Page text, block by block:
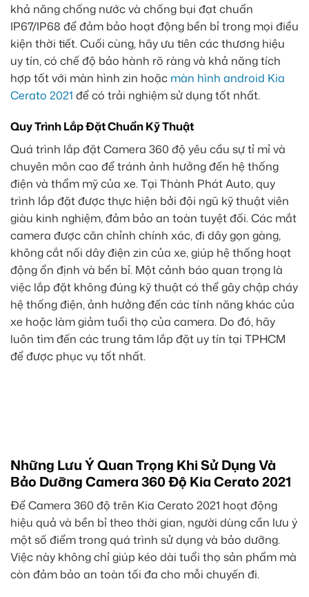
khả năng chống nước và chống bụi đạt chuẩn
IP67/IP68 để đảm bảo hoạt động bền bỉ trong mọi điều
kiện thời tiết. Cuối cùng, hãy ưu tiên các thương hiệu
uy tín, có chế độ bảo hành rõ ràng và khả năng tích
hợp tốt với màn hình zin hoặc màn hình android Kia
Cerato 2021 để có trải nghiệm sử dụng tốt nhất.
Quy Trình Lắp Đặt Chuẩn Kỹ Thuật
Quá trình lắp đặt Camera 360 độ yêu cầu sự tỉ mỉ và
chuyên môn cao để tránh ảnh hưởng đến hệ thống
điện và thẩm mỹ của xe. Tại Thành Phát Auto, quy
trình lắp đặt được thực hiện bởi đội ngũ kỹ thuật viên
giàu kinh nghiệm, đảm bảo an toàn tuyệt đối. Các mắt
camera được căn chỉnh chính xác, đi dây gọn gàng,
không cắt nối dây điện zin của xe, giúp hệ thống hoạt
động ổn định và bền bỉ. Một cảnh báo quan trọng là
việc lắp đặt không đúng kỹ thuật có thể gây chập cháy
hệ thống điện, ảnh hưởng đến các tính năng khác của
xe hoặc làm giảm tuổi thọ của camera. Do đó, hãy
luôn tìm đến các trung tâm lắp đặt uy tín tại TPHCM
để được phục vụ tốt nhất.
Những Lưu Ý Quan Trọng Khi Sử Dụng Và
Bảo Dưỡng Camera 360 Độ Kia Cerato 2021
Để Camera 360 độ trên Kia Cerato 2021 hoạt động
hiệu quả và bền bỉ theo thời gian, người dùng cần lưu ý
một số điểm trong quá trình sử dụng và bảo dưỡng.
Việc này không chỉ giúp kéo dài tuổi thọ sản phẩm mà
còn đảm bảo an toàn tối đa cho mỗi chuyến đi.